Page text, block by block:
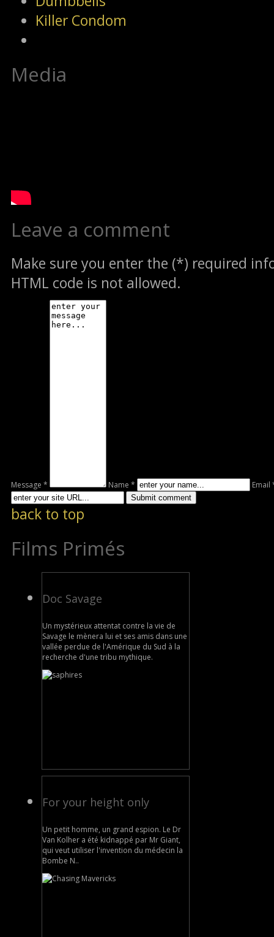
Killer Condom
Media
Leave a comment
Make sure you enter the (*) required
HTML code is not allowed.
Message * Name * Email
back to top
Films Primés
Doc Savage
Un mystérieux attentat contre la vie de
Savage le mènera lui et ses amis dans une
vallée perdue de l'Amérique du Sud à la
recherche d'une tribu mythique.
For your height only
Un petit homme, un grand espion. Le Dr
Van Kolher a été kidnappé par Mr Giant,
qui veut utiliser l'invention du médecin la
Bombe N..